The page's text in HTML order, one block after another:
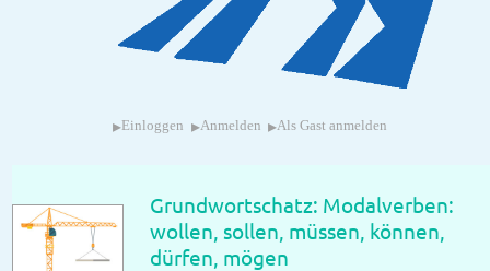
▸ Einloggen ▸Anmelden ▸Als Gast anmelden
Grundwortschatz: Modalverben:
wollen, sollen, müssen, können,
dürfen, mögen